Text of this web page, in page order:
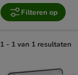
Filteren op
1 - 1 van 1 resultaten